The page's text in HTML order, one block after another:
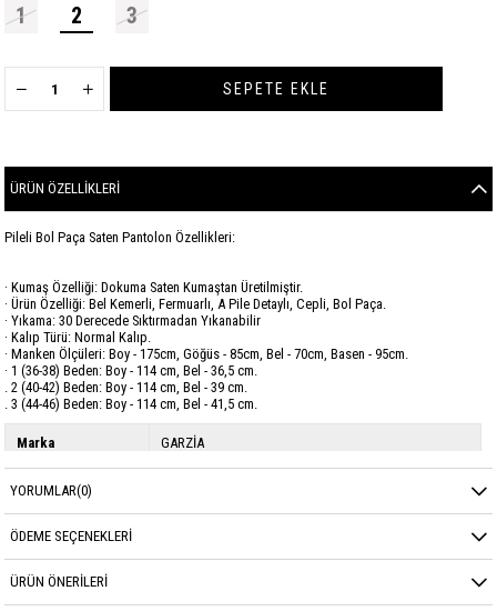
1 2 3
ÜRÜN ÖZELLIKLERI
Pileli Bol Paça Saten Pantolon Özellikleri:
· Kumaş Özelliği: Dokuma Saten Kumaştan Üretilmiştir.
· Ürün Özelliği: Bel Kemerli, Fermuarlı, A Pile Detaylı, Cepli, Bol Paça.
· Yıkama: 30 Derecede Sıktırmadan Yıkanabilir
· Kalıp Türü: Normal Kalıp.
· Manken Ölçüleri: Boy - 175cm, Göğüs - 85cm, Bel - 70cm, Basen - 95cm.
· 1 (36-38) Beden: Boy - 114 cm, Bel - 36,5 cm.
. 2 (40-42) Beden: Boy - 114 cm, Bel - 39 cm.
. 3 (44-46) Beden: Boy - 114 cm, Bel - 41,5 cm.
Marka GARZİA
Kumaş Cinsi SATEN
YORUMLAR(0)
ÖDEME SEÇENEKLERI
ÜRÜN ÖNERILERI